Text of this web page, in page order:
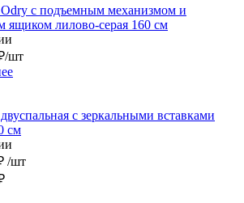
с подъемным механизмом и
ящиком лилово-серая 160 см
/шт
с зеркальными вставками
см
/шт